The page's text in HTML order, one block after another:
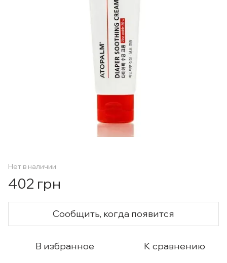
Нет в наличии
402 грн
Сообщить, когда появится
В избранное К сравнению